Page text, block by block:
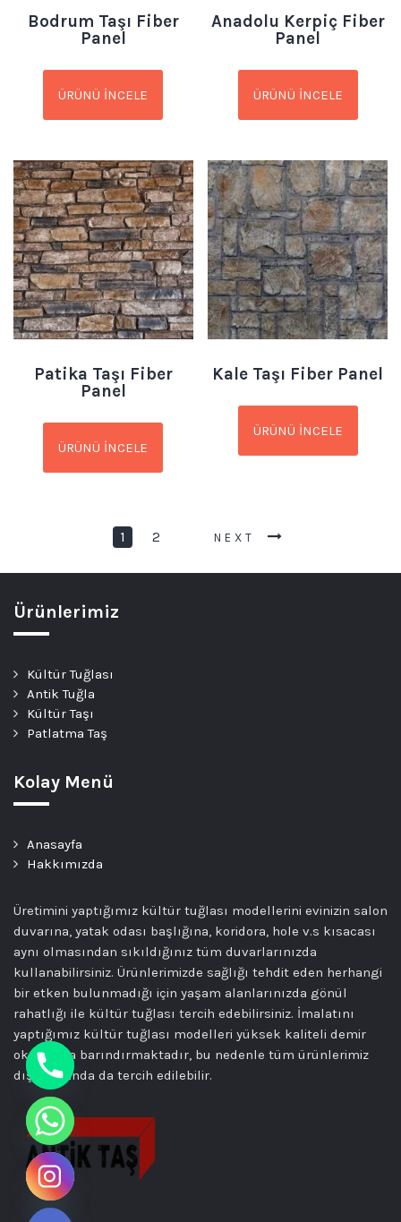
Bodrum Taşı Fiber
Panel
ÜRÜNÜ İNCELE
Anadolu Kerpiç Fiber
Panel
ÜRÜNÜ İNCELE
Patika Taşı Fiber
Panel
ÜRÜNÜ İNCELE
Kale Taşı Fiber Panel
ÜRÜNÜ İNCELE
1 2 NEXT
Ürünlerimiz
Kültür Tuğlası
Antik Tuğla
Kültür Taşı
Patlatma Taş
Kolay Menü
Anasayfa
Hakkımızda
Üretimini yaptığımız kültür tuğlası modellerini evinizin salon
duvarına, yatak odası başlığına, koridora, hole v.s kısacası
aynı olmasından sıkıldığınız tüm duvarlarınızda
kullanabilirsiniz. Ürünlerimizde sağlığı tehdit eden herhangi
bir etken bulunmadığı için yaşam alanlarınızda gönül
rahatlığı ile kültür tuğlası tercih edebilirsiniz. İmalatını
yaptığımız kültür tuğlası modelleri yüksek kaliteli demir
oksit boya barındırmaktadır, bu nedenle tüm ürünlerimiz
dış mekanda da tercih edilebilir.
Hide
chaty